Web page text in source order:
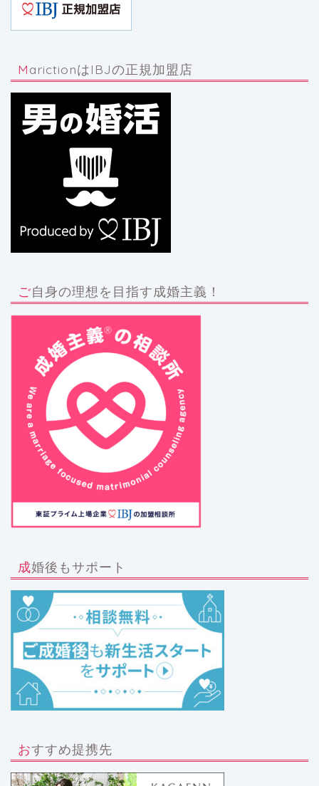
MarictionはIBJの正規加盟店
ご自身の理想を目指す成婚主義！
成婚後もサポート
おすすめ提携先